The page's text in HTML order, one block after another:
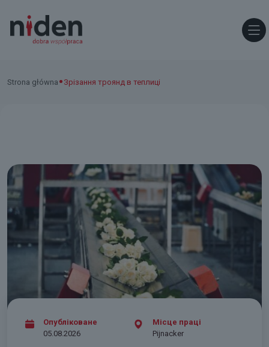
Strona główna • Зрізання троянд в теплиці
Опубліковане
05.08.2026
Місце праці
Pijnacker